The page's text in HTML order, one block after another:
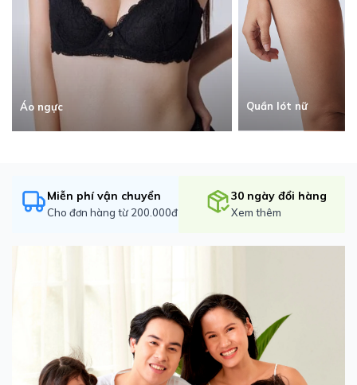
Áo ngực Quần lót nữ
Miễn phí vận chuyển
Cho đơn hàng từ 200.000đ
30 ngày đổi hàng
Xem thêm